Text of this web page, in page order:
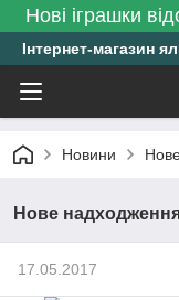
Нові іграшки
Інтернет-магазин
Новини
Нове
17.05.2017